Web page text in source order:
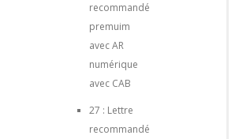
recommandé
premuim
avec AR
numérique
avec CAB
27 : Lettre
recommandé